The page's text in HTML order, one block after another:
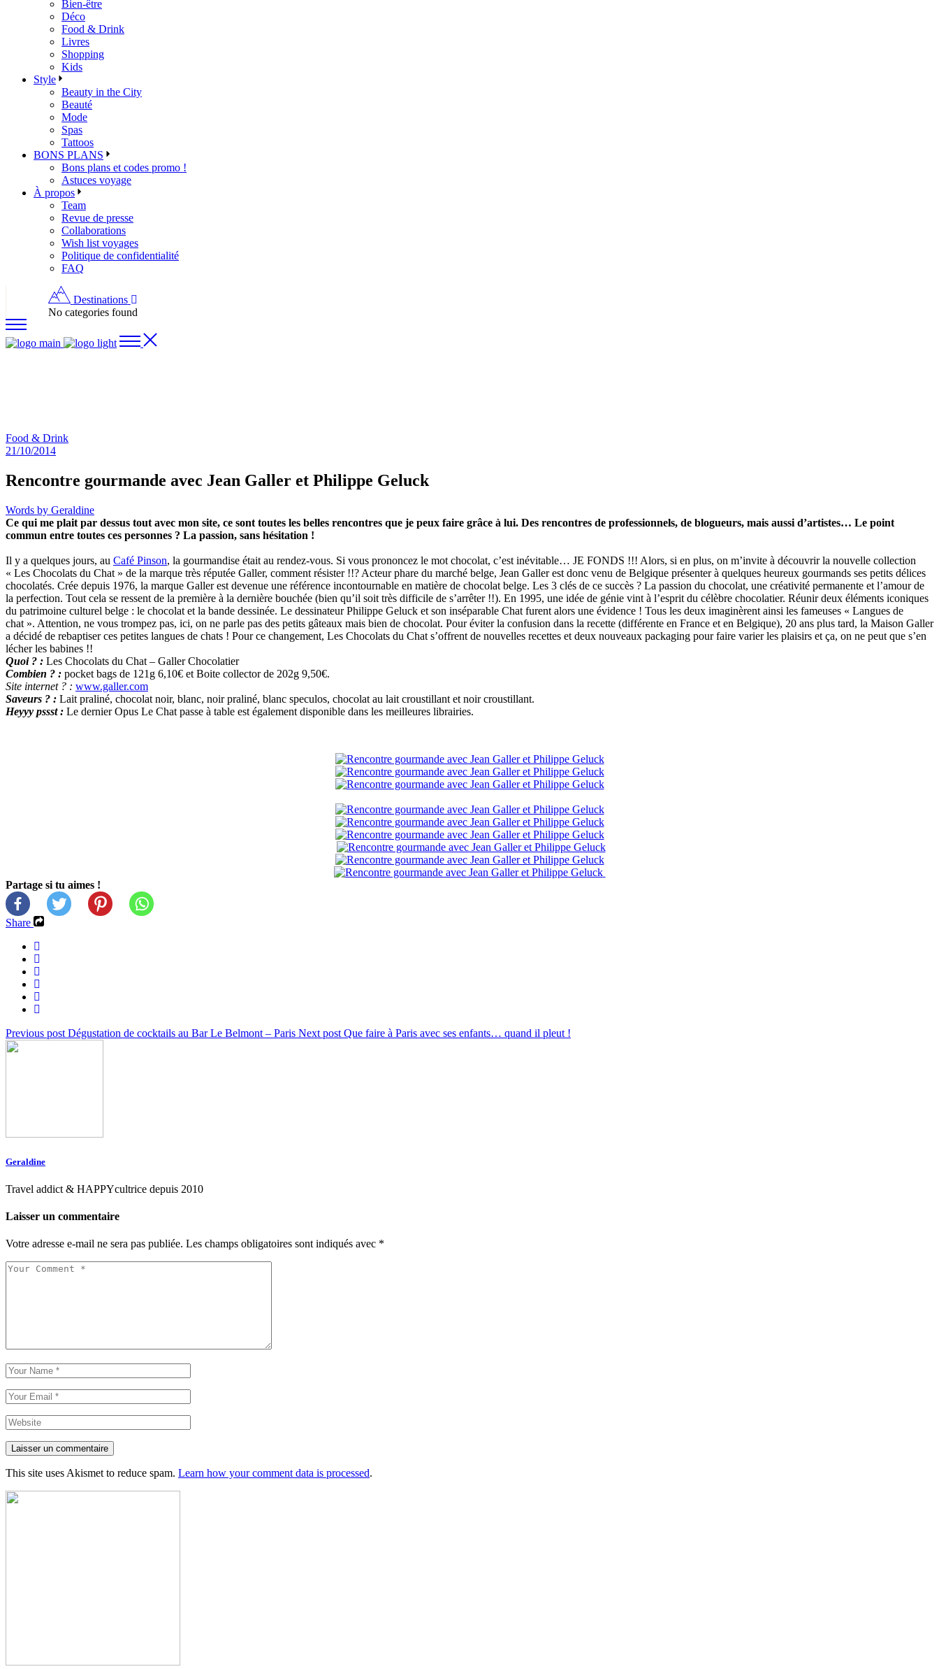
Bien-être
Déco
Food & Drink
Livres
Shopping
Kids
Style
Beauty in the City
Beauté
Mode
Spas
Tattoos
BONS PLANS
Bons plans et codes promo !
Astuces voyage
À propos
Team
Revue de presse
Collaborations
Wish list voyages
Politique de confidentialité
FAQ
Destinations
No categories found
Food & Drink
21/10/2014
Rencontre gourmande avec Jean Galler et Philippe Geluck
Words by Geraldine
Ce qui me plait par dessus tout avec mon site, ce sont toutes les belles rencontres que je peux faire grâce à lui. Des rencontres de professionnels, de blogueurs, mais aussi d’artistes… Le point
commun entre toutes ces personnes ? La passion, sans hésitation !
Il y a quelques jours, au Café Pinson, la gourmandise était au rendez-vous. Si vous prononcez le mot chocolat, c’est inévitable… JE FONDS !!! Alors, si en plus, on m’invite à découvrir la nouvelle collection
« Les Chocolats du Chat » de la marque très réputée Galler, comment résister !!? Acteur phare du marché belge, Jean Galler est donc venu de Belgique présenter à quelques heureux gourmands ses petits délices
chocolatés. Crée depuis 1976, la marque Galler est devenue une référence incontournable en matière de chocolat belge. Les 3 clés de ce succès ? La passion du chocolat, une créativité permanente et l’amour de
la perfection. Tout cela se ressent de la première à la dernière bouchée (bien qu’il soit très difficile de s’arrêter !!). En 1995, une idée de génie vint à l’esprit du célèbre chocolatier. Réunir deux éléments iconiques
du patrimoine culturel belge : le chocolat et la bande dessinée. Le dessinateur Philippe Geluck et son inséparable Chat furent alors une évidence ! Tous les deux imaginèrent ainsi les fameuses « Langues de
chat ». Attention, ne vous trompez pas, ici, on ne parle pas des petits gâteaux mais bien de chocolat. Pour éviter la confusion dans la recette (différente en France et en Belgique), 20 ans plus tard, la Maison Galler
a décidé de rebaptiser ces petites langues de chats ! Pour ce changement, Les Chocolats du Chat s’offrent de nouvelles recettes et deux nouveaux packaging pour faire varier les plaisirs et ça, on ne peut que s’en
lécher les babines !!
Quoi ? : Les Chocolats du Chat – Galler Chocolatier
Combien ? : pocket bags de 121g 6,10€ et Boite collector de 202g 9,50€.
Site internet ? : www.galler.com
Saveurs ? : Lait praliné, chocolat noir, blanc, noir praliné, blanc speculos, chocolat au lait croustillant et noir croustillant.
Heyyy pssst : Le dernier Opus Le Chat passe à table est également disponible dans les meilleures librairies.
Partage si tu aimes !
Share
Previous post Dégustation de cocktails au Bar Le Belmont – Paris Next post Que faire à Paris avec ses enfants… quand il pleut !
Geraldine
Travel addict & HAPPYcultrice depuis 2010
Laisser un commentaire
Votre adresse e-mail ne sera pas publiée. Les champs obligatoires sont indiqués avec *
Laisser un commentaire
This site uses Akismet to reduce spam. Learn how your comment data is processed.